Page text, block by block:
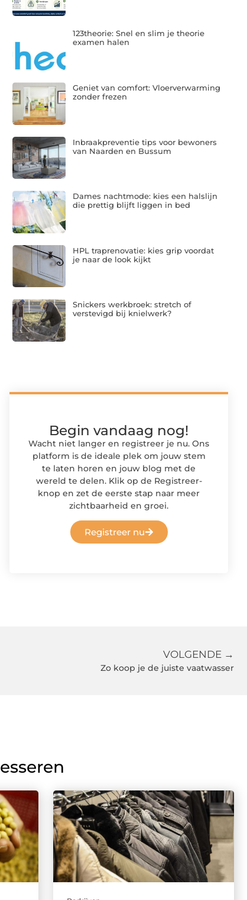
123theorie: Snel en slim je theorie
examen halen
Geniet van comfort: Vloerverwarming
zonder frezen
Inbraakpreventie tips voor bewoners
van Naarden en Bussum
Dames nachtmode: kies een halslijn
die prettig blijft liggen in bed
HPL traprenovatie: kies grip voordat
je naar de look kijkt
Snickers werkbroek: stretch of
verstevigd bij knielwerk?
Begin vandaag nog!
Wacht niet langer en registreer je nu. Ons
platform is de ideale plek om jouw stem
te laten horen en jouw blog met de
wereld te delen. Klik op de Registreer-
knop en zet de eerste stap naar meer
zichtbaarheid en groei.
Registreer nu
VOLGENDE →
Zo koop je de juiste vaatwasser